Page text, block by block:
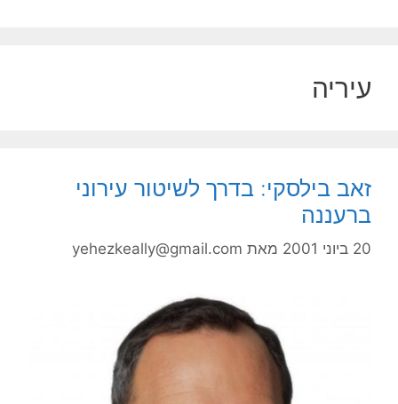
עיריה
זאב בילסקי: בדרך לשיטור עירוני
ברעננה
20 ביוני 2001 מאת yehezkeally@gmail.com